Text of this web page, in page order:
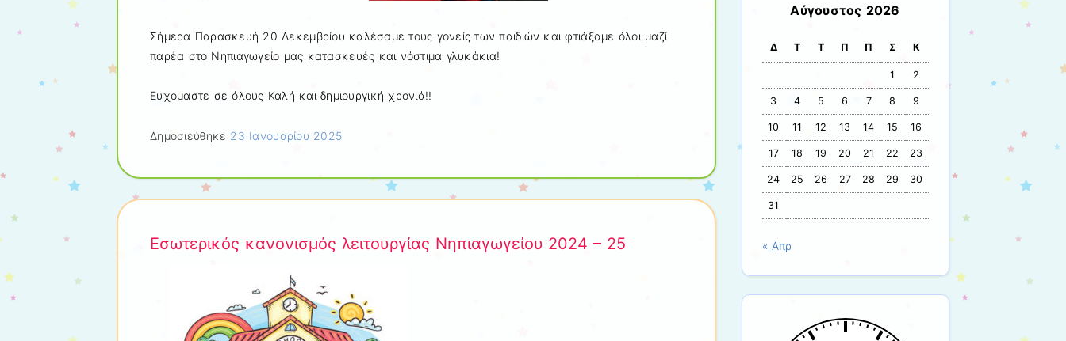
Σήμερα Παρασκευή 20 Δεκεμβρίου καλέσαμε τους γονείς των παιδιών και φτιάξαμε όλοι μαζί
παρέα στο Νηπιαγωγείο μας κατασκευές και νόστιμα γλυκάκια!
Ευχόμαστε σε όλους Καλή και δημιουργική χρονιά!!
Δημοσιεύθηκε 23 Ιανουαρίου 2025
Εσωτερικός κανονισμός λειτουργίας Νηπιαγωγείου 2024 – 25
Αύγουστος 2026
Δ Τ Τ Π Π Σ Κ
1 2
3 4 5 6 7 8 9
10 11 12 13 14 15 16
17 18 19 20 21 22 23
24 25 26 27 28 29 30
31
« Απρ